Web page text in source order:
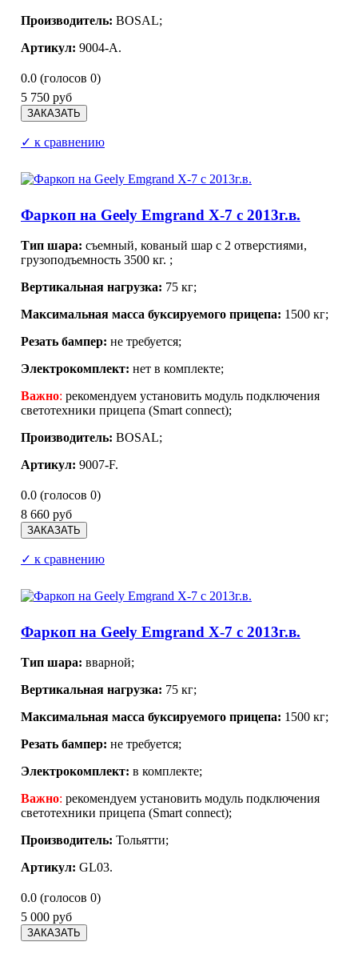
Производитель: BOSAL;
Артикул: 9004-A.
0.0 (голосов 0)
5 750 руб
✓ к сравнению
Фаркоп на Geely Emgrand X-7 с 2013г.в.
Тип шара: съемный, кованый шар с 2 отверстиями,
грузоподъемность 3500 кг. ;
Вертикальная нагрузка: 75 кг;
Максимальная масса буксируемого прицепа: 1500 кг;
Резать бампер: не требуется;
Электрокомплект: нет в комплекте;
Важно: рекомендуем установить модуль подключения
светотехники прицепа (Smart connect);
Производитель: BOSAL;
Артикул: 9007-F.
0.0 (голосов 0)
8 660 руб
✓ к сравнению
Фаркоп на Geely Emgrand X-7 с 2013г.в.
Тип шара: вварной;
Вертикальная нагрузка: 75 кг;
Максимальная масса буксируемого прицепа: 1500 кг;
Резать бампер: не требуется;
Электрокомплект: в комплекте;
Важно: рекомендуем установить модуль подключения
светотехники прицепа (Smart connect);
Производитель: Тольятти;
Артикул: GL03.
0.0 (голосов 0)
5 000 руб